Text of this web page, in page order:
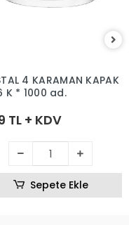
KAPAK
CP16 K * 1000 ad.
TL + KDV
Sepete Ekle